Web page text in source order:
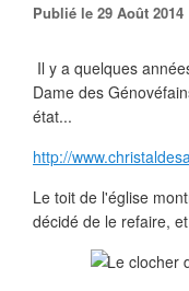
Publié le 29 Août 2014
Il y a quelques
Dame des
état...
http://
Le toit de l'église
décidé de le refaire,